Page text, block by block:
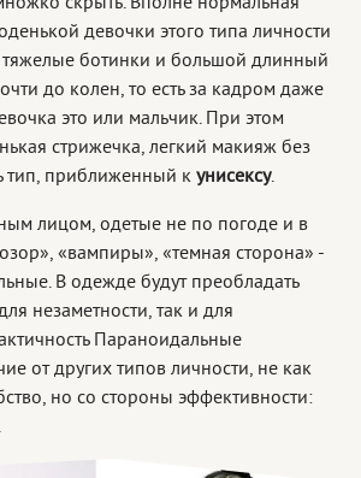
девочки этого типа личности
ботинки и большой длинный
до колен, то есть за кадром даже
это или мальчик. При этом
стрижечка, легкий макияж без
тип, приближенный к унисексу.
лицом, одетые не по погоде и в
«вампиры», «темная сторона» -
В одежде будут преобладать
незаметности, так и для
Параноидальные
от других типов личности, не как
но со стороны эффективности: